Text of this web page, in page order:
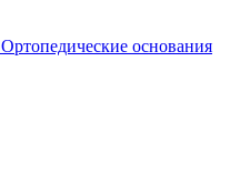
Ортопедические основания